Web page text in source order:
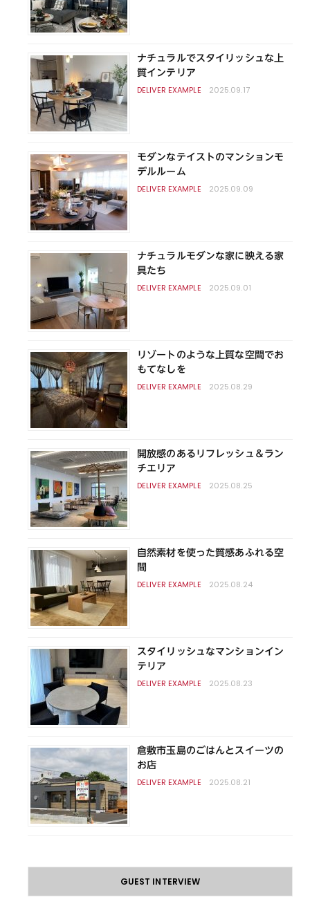
ナチュラルでスタイリッシュな上
質インテリア
2025.09.17
モダンなテイストのマンションモ
デルルーム
2025.09.09
ナチュラルモダンな家に映える家
具たち
2025.09.01
リゾートのような上質な空間でお
もてなしを
2025.08.29
開放感のあるリフレッシュ＆ラン
チエリア
2025.08.25
自然素材を使った質感あふれる空
間
2025.08.24
スタイリッシュなマンションイン
テリア
2025.08.23
倉敷市玉島のごはんとスイーツの
お店
2025.08.21
GUEST INTERVIEW